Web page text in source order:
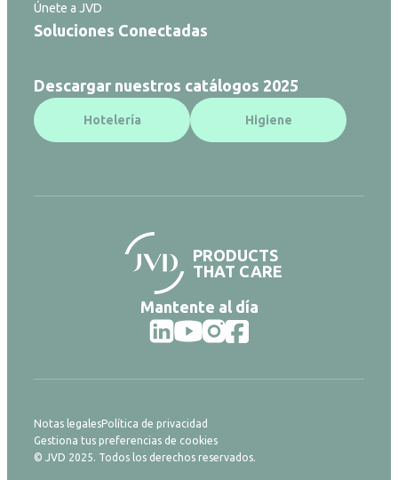
Únete a JVD
Soluciones Conectadas
Descargar nuestros catálogos 2025
Hotelería Higiene
PRODUCTS
THAT CARE
Mantente al día
Notas legalesPolítica de privacidad
Gestiona tus preferencias de cookies
© JVD 2025. Todos los derechos reservados.